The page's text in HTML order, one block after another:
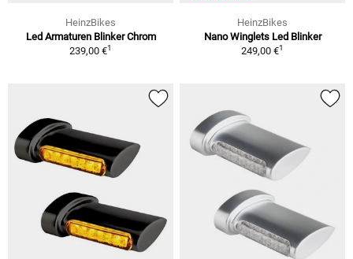
HeinzBikes
Led Armaturen Blinker Chrom
239,00 €1
HeinzBikes
Nano Winglets Led Blinker
249,00 €1